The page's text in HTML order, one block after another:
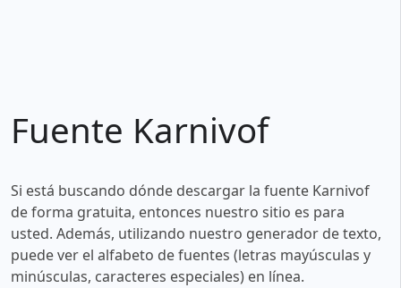
Fuente Karnivof
Si está buscando dónde descargar la fuente Karnivof
de forma gratuita, entonces nuestro sitio es para
usted. Además, utilizando nuestro generador de texto,
puede ver el alfabeto de fuentes (letras mayúsculas y
minúsculas, caracteres especiales) en línea.